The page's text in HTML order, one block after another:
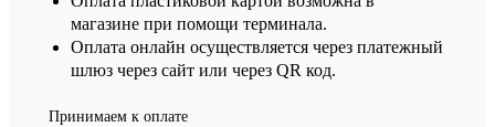
магазине при помощи терминала.
Оплата онлайн осуществляется через платежный
шлюз через сайт или через QR код.
Принимаем к оплате